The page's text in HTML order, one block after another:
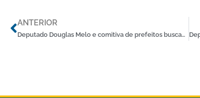
Anterior
ANTERIOR
Deputado Douglas Melo e comitiva de prefeitos buscam solução para falta de energia junto ao vice-governador